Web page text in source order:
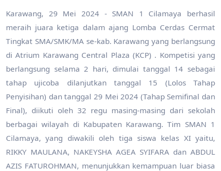
Karawang, 29 Mei 2024 - SMAN 1 Cilamaya berhasil
meraih juara ketiga dalam ajang Lomba Cerdas Cermat
Tingkat SMA/SMK/MA se-kab. Karawang yang berlangsung
di Atrium Karawang Central Plaza (KCP) . Kompetisi yang
berlangsung selama 2 hari, dimulai tanggal 14 sebagai
tahap ujicoba dilanjutkan tanggal 15 (Lolos Tahap
Penyisihan) dan tanggal 29 Mei 2024 (Tahap Semifinal dan
Final), diikuti oleh 32 regu masing-masing dari sekolah
berbagai wilayah di Kabupaten Karawang. Tim SMAN 1
Cilamaya, yang diwakili oleh tiga siswa kelas XI yaitu,
RIKKY MAULANA, NAKEYSHA AGEA SYIFARA dan ABDUL
AZIS FATUROHMAN, menunjukkan kemampuan luar biasa